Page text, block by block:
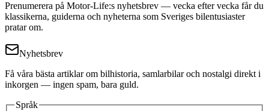
Prenumerera på Motor-Life:s nyhetsbrev — vecka efter vecka får du
klassikerna, guiderna och nyheterna som Sveriges bilentusiaster
pratar om.
Nyhetsbrev
Få våra bästa artiklar om bilhistoria, samlarbilar och nostalgi direkt i
inkorgen — ingen spam, bara guld.
Språk